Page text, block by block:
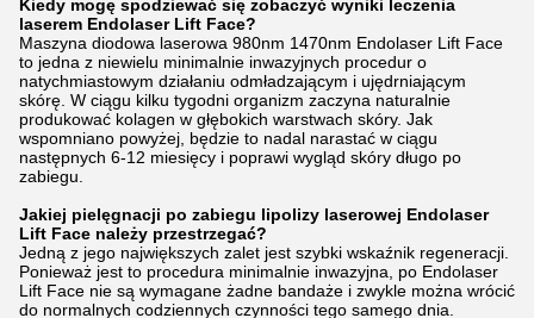
Kiedy mogę spodziewać się zobaczyć wyniki leczenia
laserem Endolaser Lift Face?
Maszyna diodowa laserowa 980nm 1470nm Endolaser Lift Face
to jedna z niewielu minimalnie inwazyjnych procedur o
natychmiastowym działaniu odmładzającym i ujędrniającym
skórę. W ciągu kilku tygodni organizm zaczyna naturalnie
produkować kolagen w głębokich warstwach skóry. Jak
wspomniano powyżej, będzie to nadal narastać w ciągu
następnych 6-12 miesięcy i poprawi wygląd skóry długo po
zabiegu.
Jakiej pielęgnacji po zabiegu lipolizy laserowej Endolaser
Lift Face należy przestrzegać?
Jedną z jego największych zalet jest szybki wskaźnik regeneracji.
Ponieważ jest to procedura minimalnie inwazyjna, po Endolaser
Lift Face nie są wymagane żadne bandaże i zwykle można wrócić
do normalnych codziennych czynności tego samego dnia.